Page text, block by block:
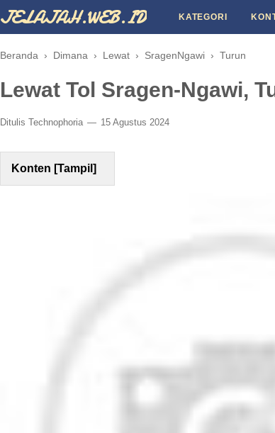
JELAJAH.WEB.ID KATEGORI
Beranda › Dimana › Lewat › SragenNgawi › Turun
Lewat Tol Sragen-Ngawi,
Ditulis Technophoria 15 Agustus 2024
Konten [Tampil ]